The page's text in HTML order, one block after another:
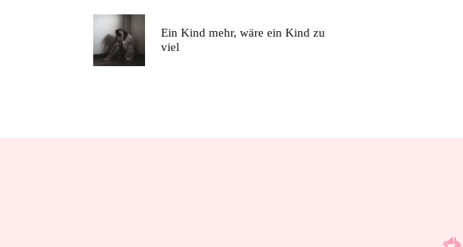
Ein Kind mehr, wäre ein Kind zu
viel